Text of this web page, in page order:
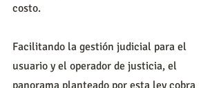
costo.
Facilitando la gestión judicial para el
usuario y el operador de justicia, el
panorama planteado por esta ley cobra